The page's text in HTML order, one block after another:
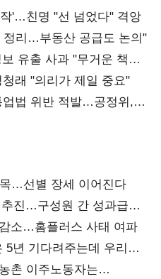
'…친명 "선 넘었다" 격앙
정리…부동산 공급도 논의"
유출 사과 "무거운 책임
래 "의리가 제일 중요"
업법 위반 적발…공정위,
…선별 장세 이어진다
진…구성원 간 성과급
소…홈플러스 사태 여파
년 기다려주는데 우리는
한 코스닥 구하기
촌 이주노동자는